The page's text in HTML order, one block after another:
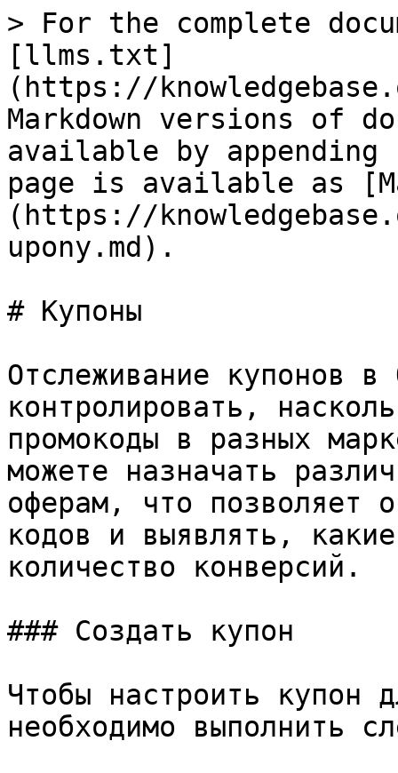
> For the complete
[llms.txt]
(https://
Markdown versions of
available by
page is available as
(https://
upony.md).
# Купоны
Отслеживание купонов
контролировать,
промокоды в разных
можете назначать
оферам, что позволяет
кодов и выявлять,
количество конверсий.
### Создать купон
Чтобы настроить купон
необходимо выполнить